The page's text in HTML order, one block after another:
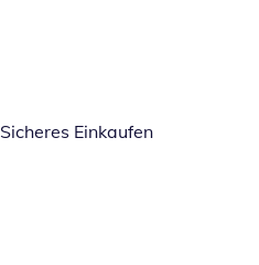
Sicheres Einkaufen